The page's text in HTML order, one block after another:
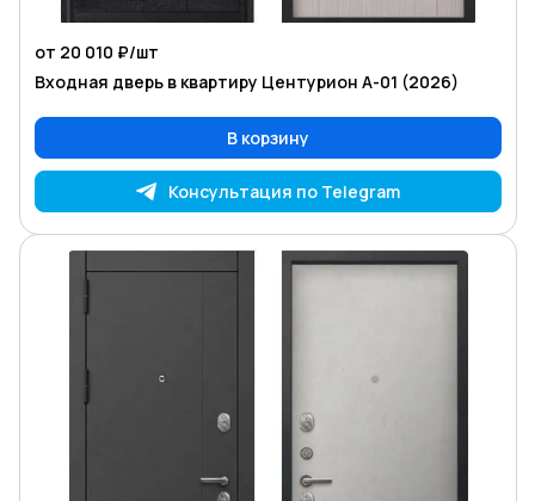
от 20 010 ₽/шт
Входная дверь в квартиру Центурион А-01 (2026)
В корзину
Консультация по Telegram